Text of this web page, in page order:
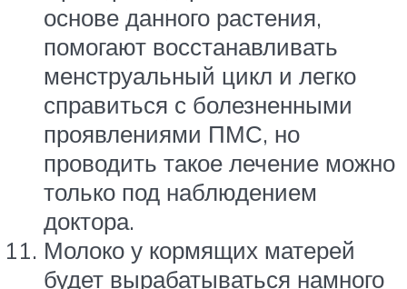
основе данного растения,
помогают восстанавливать
менструальный цикл и легко
справиться с болезненными
проявлениями ПМС, но
проводить такое лечение можно
только под наблюдением
доктора.
Молоко у кормящих матерей
будет вырабатываться намного